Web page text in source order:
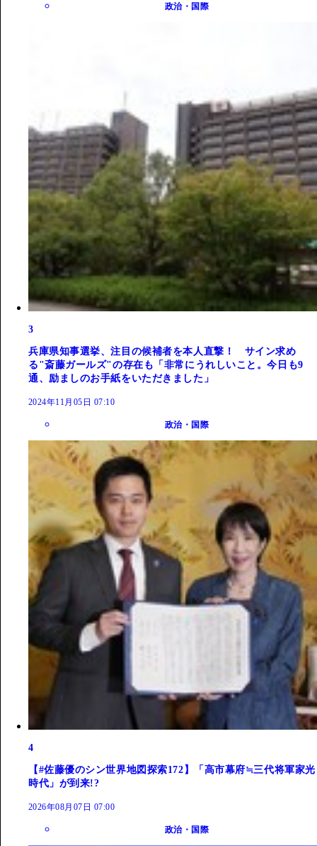
政治・国際
3
兵庫県知事選挙、注目の候補者を本人直撃！ サイン求め
る"斎藤ガールズ"の存在も「非常にうれしいこと。今日も9
通、励ましのお手紙をいただきました」
2024年11月05日 07:10
政治・国際
4
【#佐藤優のシン世界地図探索172】「高市幕府≒三代将軍家光
時代」が到来!?
2026年08月07日 07:00
政治・国際